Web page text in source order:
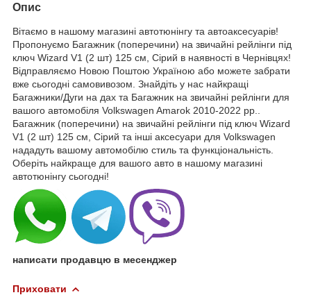
Опис
Вітаємо в нашому магазині автотюнінгу та автоаксесуарів!
Пропонуємо Багажник (поперечини) на звичайні рейлінги під
ключ Wizard V1 (2 шт) 125 см, Сірий в наявності в Чернівцях!
Відправляємо Новою Поштою Україною або можете забрати
вже сьогодні самовивозом. Знайдіть у нас найкращі
Багажники/Дуги на дах та Багажник на звичайні рейлінги для
вашого автомобіля Volkswagen Amarok 2010-2022 рр..
Багажник (поперечини) на звичайні рейлінги під ключ Wizard
V1 (2 шт) 125 см, Сірий та інші аксесуари для Volkswagen
нададуть вашому автомобілю стиль та функціональність.
Оберіть найкраще для вашого авто в нашому магазині
автотюнінгу сьогодні!
написати продавцю в месенджер
Приховати